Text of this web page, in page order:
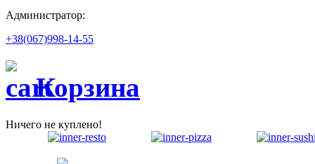
Администратор:
+38(067)998-14-55
Корзина
Ничего не куплено!